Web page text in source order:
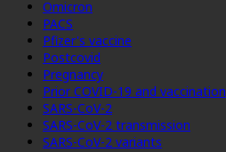
Omicron
PACS
Pfizer's vaccine
Postcovid
Pregnancy
Prior COVID-19 and vaccination
SARS-CoV-2
SARS-CoV-2 transmission
SARS-CoV-2 variants